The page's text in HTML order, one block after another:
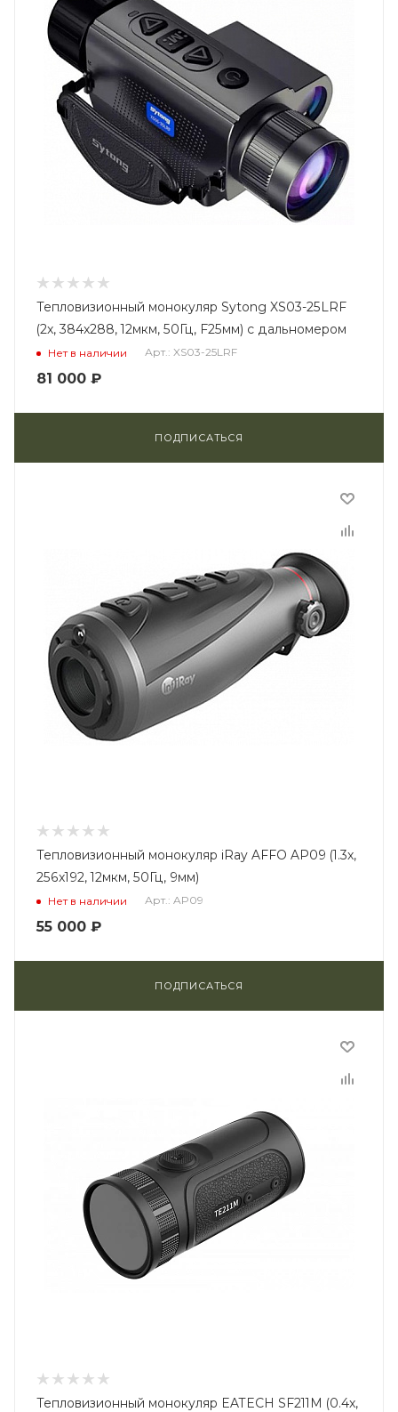
Тепловизионный монокуляр Sytong XS03-25LRF
(2x, 384x288, 12мкм, 50Гц, F25мм) с дальномером
Нет в наличии Арт.: XS03-25LRF
81 000 ₽
ПОДПИСАТЬСЯ
Тепловизионный монокуляр iRay AFFO AP09 (1.3x,
256x192, 12мкм, 50Гц, 9мм)
Нет в наличии Арт.: AP09
55 000 ₽
ПОДПИСАТЬСЯ
Тепловизионный монокуляр EATECH SF211M (0.4x,